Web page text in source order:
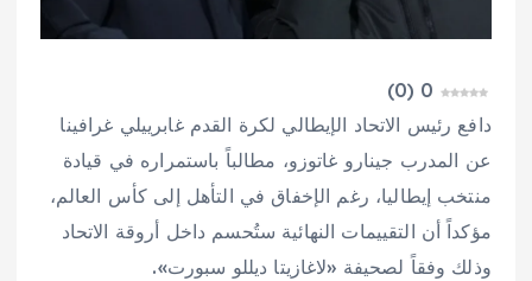
0
(
0
)
دافع رئيس الاتحاد الإيطالي لكرة القدم غابرييلي غرافينا
عن المدرب جينارو غاتوزو، مطالباً باستمراره في قيادة
منتخب إيطاليا، رغم الإخفاق في التأهل إلى كأس العالم،
مؤكداً أن التقييمات النهائية ستُحسم داخل أروقة الاتحاد
وذلك وفقاً لصحيفة «لاغازيتا ديللو سبورت».